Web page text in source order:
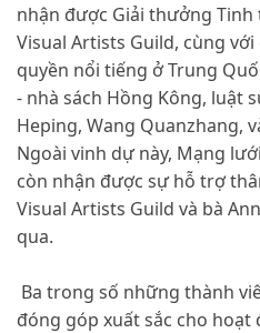
nhận được Giải thưởng
Visual Artists Guild, cùng
quyền nổi tiếng ở Trung
- nhà sách Hồng Kông, luật
Heping, Wang Quanzhang,
Ngoài vinh dự này, Mạng
còn nhận được sự hỗ trợ
Visual Artists Guild và bà
qua.
Ba trong số những thành
đóng góp xuất sắc cho hoạt